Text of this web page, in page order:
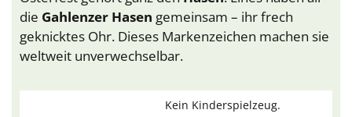
die Gahlenzer Hasen gemeinsam – ihr frech
geknicktes Ohr. Dieses Markenzeichen machen sie
weltweit unverwechselbar.
Kein Kinderspielzeug.